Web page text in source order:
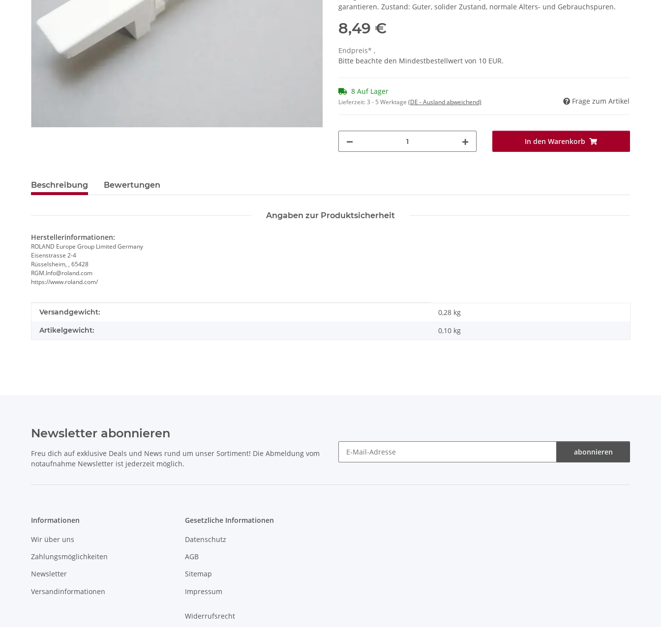
garantieren. Zustand: Guter, solider Zustand, normale Alters- und Gebrauchspuren.
8,49 €
Endpreis* ,
Bitte beachte den Mindestbestellwert von 10 EUR.
8 Auf Lager
Lieferzeit:3 - 5 Werktage (DE - Ausland abweichend) Frage zum Artikel
In den Warenkorb
Beschreibung Bewertungen
Angaben zur Produktsicherheit
Herstellerinformationen:
ROLAND Europe Group Limited Germany
Eisenstrasse 2-4
Rüsselsheim, , 65428
RGM.Info@roland.com
https://www.roland.com/
Produkteigenschaft
Wert
Versandgewicht: 0,28 kg
Artikelgewicht: 0,10 kg
Newsletter abonnieren
Freu dich auf exklusive Deals und News rund um unser Sortiment! Die Abmeldung vom
notaufnahme Newsletter ist jederzeit möglich.
abonnieren
Informationen
Wir über uns
Zahlungsmöglichkeiten
Newsletter
Versandinformationen
Gesetzliche Informationen
Datenschutz
AGB
Sitemap
Impressum
Widerrufsrecht